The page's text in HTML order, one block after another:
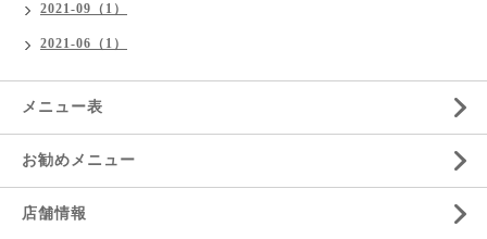
2021-09（1）
2021-06（1）
メニュー表
お勧めメニュー
店舗情報